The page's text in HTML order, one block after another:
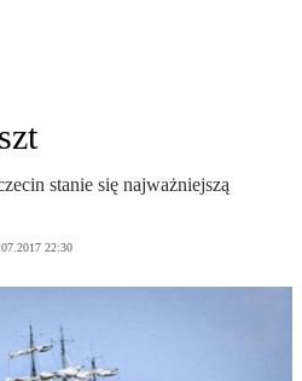
stanie się najważniejszą
22:30